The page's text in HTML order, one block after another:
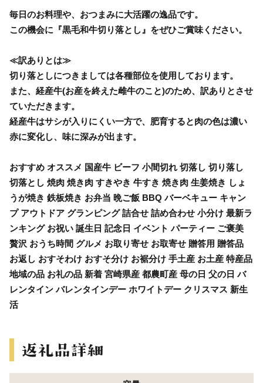
毎日のお料理や、おつまみに大活躍の逸品です。
この機会に『黒毛和牛切り落とし』をぜひご賞味ください。
≪訳ありとは≫
切り落としにつきましては各種部位を使用しております。
また、経産牛(お産を終えた雌牛のこと)のため、訳ありとさせ
ていただきます。
経産牛はサシが入りにくい一方で、肥育すると肉の色は濃い
赤に変化し、味に深みが出ます。
おすすめ オススメ 国産牛 ビーフ 小間切れ 切落し 切り落し
切落とし 焼肉 焼き肉 すきやき 牛すき 焼き肉 生姜焼き しょ
うが焼き 鉄板焼き お弁当 晩ご飯 BBQ バーベキュー キャン
プ アウトドア グランピング 詰合せ 詰め合わせ 小分け 最新ラ
ンキング お祝い 誕生日 記念日 イベント パーティー ご褒美
贅沢 おうち時間 グルメ お取り寄せ お取寄せ 贈答用 贈答品
お返し おすそわけ おすそ分け お裾分け 手土産 お土産 特産品
地域の品 お礼の品 新着 宮崎県産 都農町産 母の日 父の日 バ
レンタイン バレンタインデー ホワイトデー クリスマス 新生
活